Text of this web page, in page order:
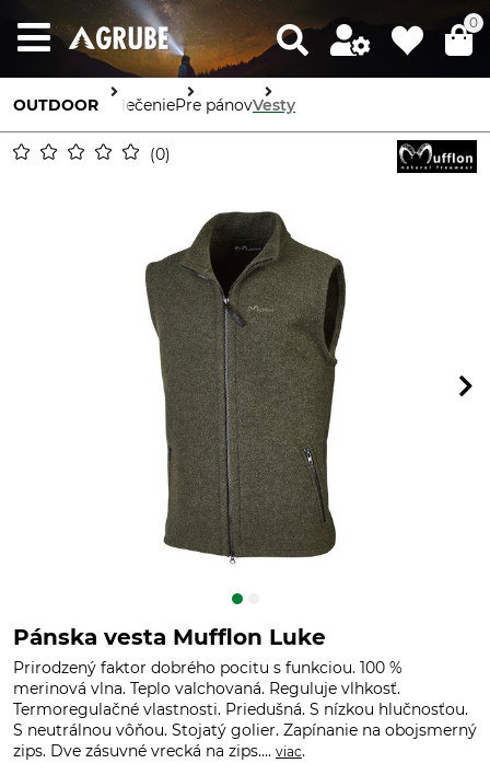
0
OUTDOOR OblečeniePre pánovVesty
0
Pánska vesta Mufflon Luke
Prirodzený faktor dobrého pocitu s funkciou. 100 %
merinová vlna. Teplo valchovaná. Reguluje vlhkosť.
Termoregulačné vlastnosti. Priedušná. S nízkou hlučnosťou.
S neutrálnou vôňou. Stojatý golier. Zapínanie na obojsmerný
zips. Dve zásuvné vrecká na zips.... viac.